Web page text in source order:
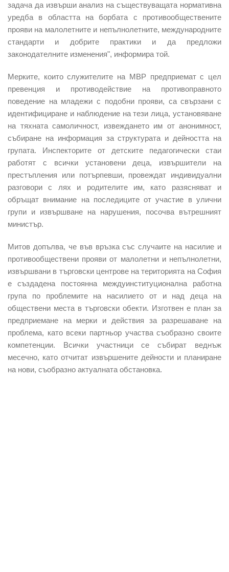
задача да извърши анализ на съществуващата нормативна
уредба в областта на борбата с противообществените
прояви на малолетните и непълнолетните, международните
стандарти и добрите практики и да предложи
законодателните изменения", информира той.
Мерките, които служителите на МВР предприемат с цел
превенция и противодействие на противоправното
поведение на младежи с подобни прояви, са свързани с
идентифициране и наблюдение на тези лица, установяване
на тяхната самоличност, извеждането им от анонимност,
събиране на информация за структурата и дейността на
групата. Инспекторите от детските педагогически стаи
работят с всички установени деца, извършители на
престъпления или потърпевши, провеждат индивидуални
разговори с лях и родителите им, като разясняват и
обръщат внимание на последиците от участие в улични
групи и извършване на нарушения, посочва вътрешният
министър.
Митов допълва, че във връзка със случаите на насилие и
противообществени прояви от малолетни и непълнолетни,
извършвани в търговски центрове на територията на София
е създадена постоянна междуинституционална работна
група по проблемите на насилието от и над деца на
обществени места в търговски обекти. Изготвен е план за
предприемане на мерки и действия за разрешаване на
проблема, като всеки партньор участва съобразно своите
компетенции. Всички участници се събират веднъж
месечно, като отчитат извършените дейности и планиране
на нови, съобразно актуалната обстановка.